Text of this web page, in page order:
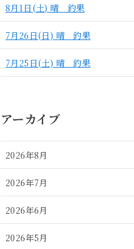
8月1日(土) 晴 釣果
7月26日(日) 晴 釣果
7月25日(土) 晴 釣果
アーカイブ
2026年8月
2026年7月
2026年6月
2026年5月